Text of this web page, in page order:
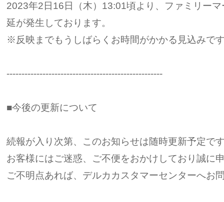
2023年2日16日（木）13:01頃より、ファミリー
延が発生しております。
※反映までもうしばらくお時間がかかる見込みで
----------------------------------------------------
■今後の更新について
続報が入り次第、このお知らせは随時更新予定で
お客様にはご迷惑、ご不便をおかけしており誠に
ご不明点あれば、デルカカスタマーセンターへお